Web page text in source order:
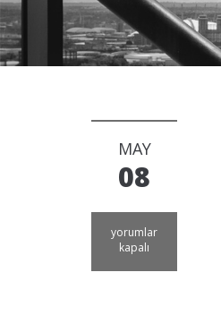
MAY
08
İkinci
yorumlar
kapalı